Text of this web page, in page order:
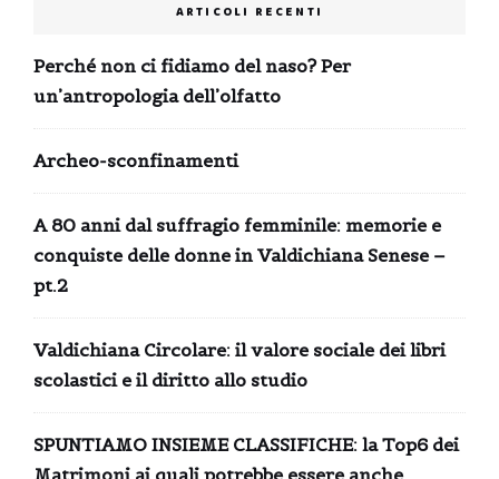
ARTICOLI RECENTI
Perché non ci fidiamo del naso? Per
un’antropologia dell’olfatto
Archeo-sconfinamenti
A 80 anni dal suffragio femminile: memorie e
conquiste delle donne in Valdichiana Senese –
pt.2
Valdichiana Circolare: il valore sociale dei libri
scolastici e il diritto allo studio
SPUNTIAMO INSIEME CLASSIFICHE: la Top6 dei
Matrimoni ai quali potrebbe essere anche